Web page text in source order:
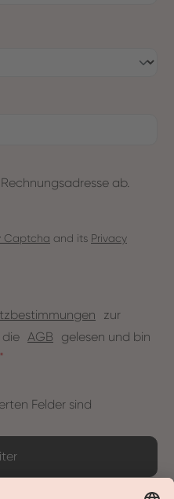
ab.
Captcha and its Privacy
zur
die AGB
gelesen und bin
*
Felder sind